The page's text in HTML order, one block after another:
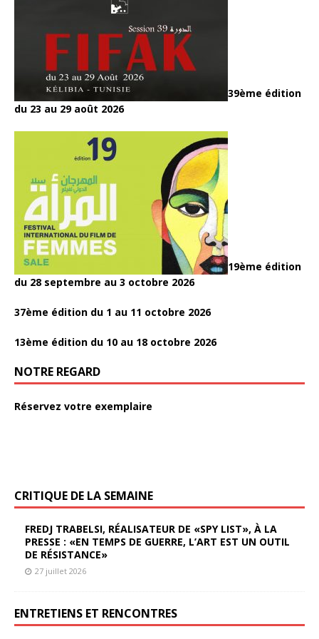
39ème édition
du 23 au 29 août 2026
19ème édition
du 28 septembre au 3 octobre 2026
37ème édition du 1 au 11 octobre 2026
13ème édition du 10 au 18 octobre 2026
NOTRE REGARD
Réservez votre exemplaire
CRITIQUE DE LA SEMAINE
FREDJ TRABELSI, RÉALISATEUR DE «SPY LIST», À LA
PRESSE : «EN TEMPS DE GUERRE, L’ART EST UN OUTIL
DE RÉSISTANCE»
27 juillet 2026
ENTRETIENS ET RENCONTRES